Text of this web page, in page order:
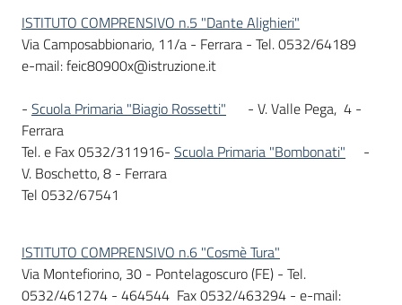
ISTITUTO COMPRENSIVO n.5 "Dante Alighieri"
Via Camposabbionario, 11/a - Ferrara - Tel. 0532/64189
e-mail: feic80900x@istruzione.it
- Scuola Primaria "Biagio Rossetti"
- V. Valle Pega, 4 -
Ferrara
Tel. e Fax 0532/311916- Scuola Primaria "Bombonati"
-
V. Boschetto, 8 - Ferrara
Tel 0532/67541
ISTITUTO COMPRENSIVO n.6 "Cosmè Tura"
Via Montefiorino, 30 - Pontelagoscuro (FE) - Tel.
0532/461274 - 464544 Fax 0532/463294 - e-mail: